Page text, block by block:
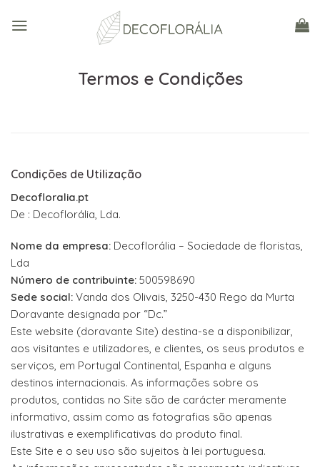
Termos e Condições
Condições de Utilização
Decofloralia.pt
De : Decoflorália, Lda.
Nome da empresa: Decoflorália – Sociedade de floristas,
Lda
Número de contribuinte: 500598690
Sede social: Vanda dos Olivais, 3250-430 Rego da Murta
Doravante designada por “Dc.”
Este website (doravante Site) destina-se a disponibilizar,
aos visitantes e utilizadores, e clientes, os seus produtos e
serviços, em Portugal Continental, Espanha e alguns
destinos internacionais. As informações sobre os
produtos, contidas no Site são de carácter meramente
informativo, assim como as fotografias são apenas
ilustrativas e exemplificativas do produto final.
Este Site e o seu uso são sujeitos à lei portuguesa.